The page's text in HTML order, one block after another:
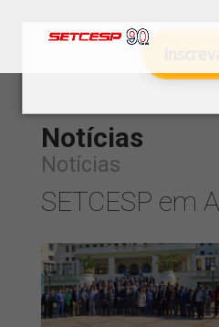
Notícias
Notícias
SETCESP em